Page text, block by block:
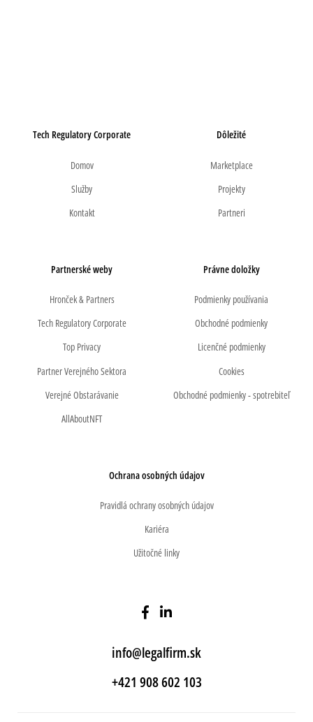
Tech Regulatory Corporate
Domov
Služby
Kontakt
Dôležité
Marketplace
Projekty
Partneri
Partnerské weby
Hronček & Partners
Tech Regulatory Corporate
Top Privacy
Partner Verejného Sektora
Verejné Obstarávanie
AllAboutNFT
Právne doložky
Podmienky používania
Obchodné podmienky
Licenčné podmienky
Cookies
Obchodné podmienky - spotrebiteľ
Ochrana osobných údajov
Pravidlá ochrany osobných údajov
Kariéra
Užitočné linky
info@legalfirm.sk
+421 908 602 103